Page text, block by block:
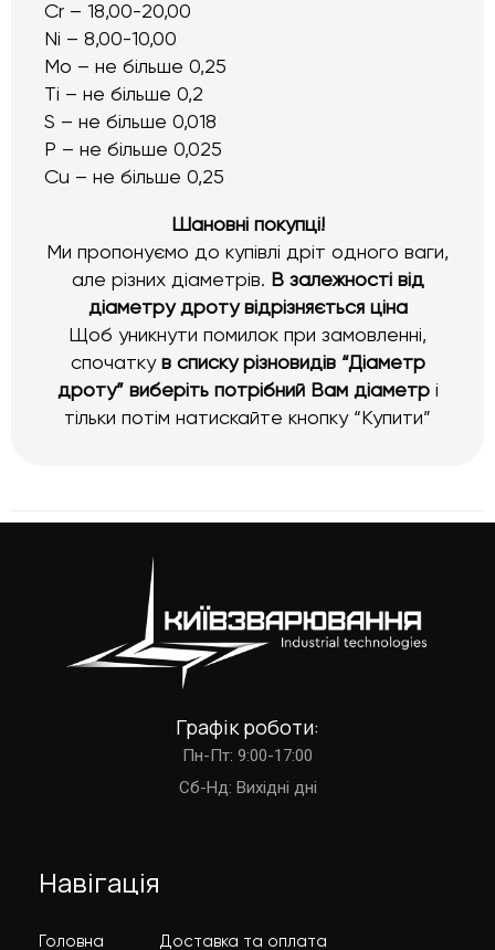
Cr – 18,00-20,00
Ni – 8,00-10,00
Mo – не більше 0,25
Ti – не більше 0,2
S – не більше 0,018
Р – не більше 0,025
Cu – не більше 0,25
Шановні покупці!
Ми пропонуємо до купівлі дріт одного ваги,
але різних діаметрів. В залежності від
діаметру дроту відрізняється ціна
Щоб уникнути помилок при замовленні,
спочатку в списку різновидів “Діаметр
дроту” виберіть потрібний Вам діаметрі
тільки потім натискайте кнопку “Купити”
Графік роботи:
Пн-Пт: 9:00-17:00
Cб-Нд: Вихідні дні
Навігація
Головна Доставка та оплата